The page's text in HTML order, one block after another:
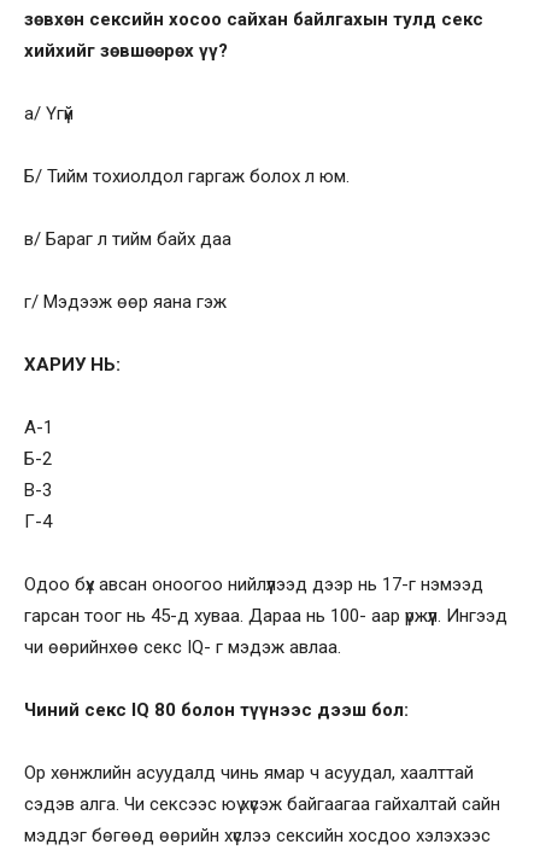
зөвхөн сексийн хосоо сайхан байлгахын тулд секс
хийхийг зөвшөөрөх үү?
а/ Үгүй
Б/ Тийм тохиолдол гаргаж болох л юм.
в/ Бараг л тийм байх даа
г/ Мэдээж өөр яана гэж
ХАРИУ НЬ:
А-1
Б-2
В-3
Г-4
Одоо бүх авсан оноогоо нийлүүлээд дээр нь 17-г нэмээд
гарсан тоог нь 45-д хуваа. Дараа нь 100- аар үржүүл. Ингээд
чи өөрийнхөө секс IQ- г мэдэж авлаа.
Чиний секс IQ 80 болон түүнээс дээш бол:
Ор хөнжлийн асуудалд чинь ямар ч асуудал, хаалттай
сэдэв алга. Чи сексээс юү хүсэж байгаагаа гайхалтай сайн
мэддэг бөгөөд өөрийн хүслээ сексийн хосдоо хэлэхээс